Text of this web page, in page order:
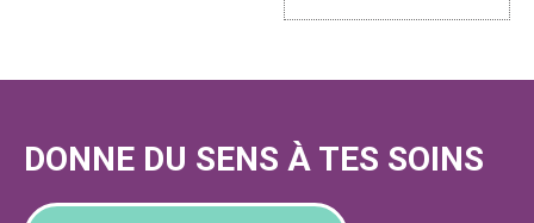
DONNE DU SENS À TES SOINS